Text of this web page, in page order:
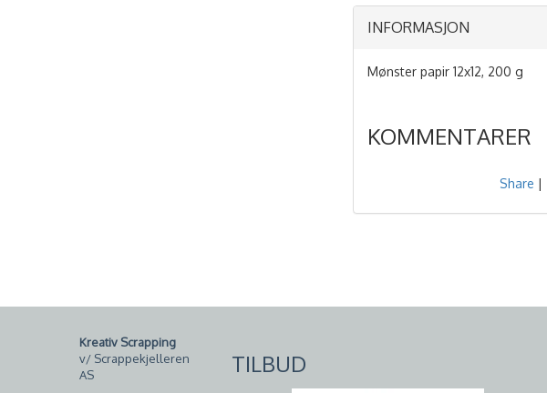
INFORMASJON
Mønster papir 12x12, 200 g
KOMMENTARER
Share |
Kreativ Scrapping
v/ Scrappekjelleren
AS
TILBUD